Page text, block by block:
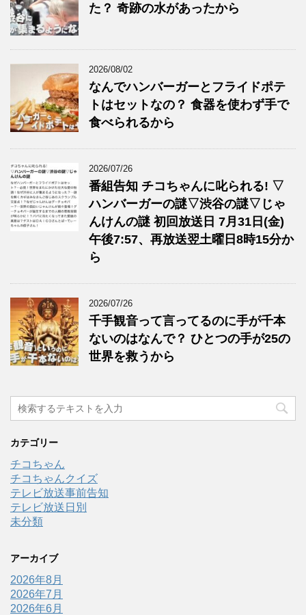
た？ 奇跡の水があったから
2026/08/02
なんでハンバーガーとフライドポテ
トはセットなの？ 食器を使わず手で
食べられるから
2026/07/26
番組告知 チコちゃんに叱られる! ▽
ハンバーガーの謎▽渋谷の謎▽じゃ
んけんの謎 初回放送日 7月31日(金)
午後7:57、再放送翌土曜日8時15分か
ら
2026/07/26
千手観音って言ってるのに手が千本
ないのはなんで？ ひとつの手が25の
世界を救うから
カテゴリー
チコちゃん
チコちゃんクイズ
テレビ放送事前告知
テレビ放送日別
未分類
アーカイブ
2026年8月
2026年7月
2026年6月